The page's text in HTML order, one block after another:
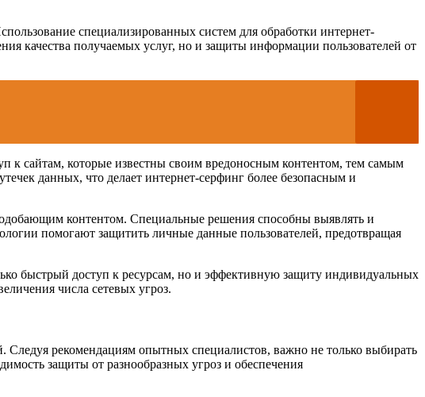
специализированных систем для обработки интернет-
качества получаемых услуг, но и защиты информации пользователей от
к сайтам, которые известны своим вредоносным контентом, тем самым
данных, что делает интернет-серфинг более безопасным и
контентом. Специальные решения способны выявлять и
помогают защитить личные данные пользователей, предотвращая
быстрый доступ к ресурсам, но и эффективную защиту индивидуальных
числа сетевых угроз.
рекомендациям опытных специалистов, важно не только выбирать
защиты от разнообразных угроз и обеспечения